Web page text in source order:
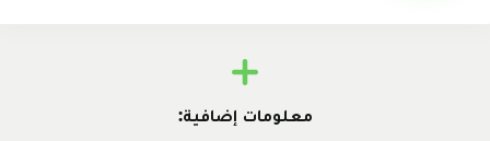
معلومات إضافية: